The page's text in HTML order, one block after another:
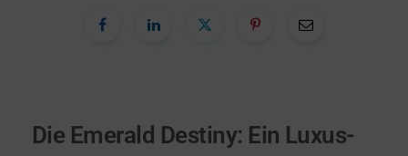
Die Emerald Destiny: Ein Luxus-